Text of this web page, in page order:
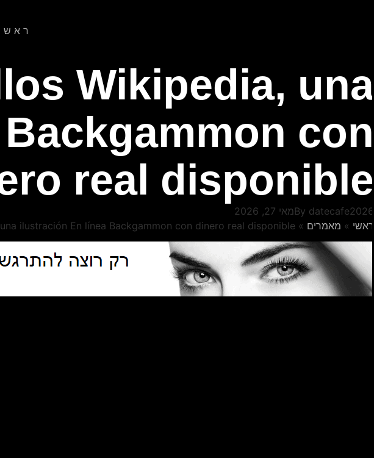
ראשי
Wikipedia,
real
Byמאי 27, 2026
» מאמרים»
ilustración En línea Backgammon con dinero real disponible